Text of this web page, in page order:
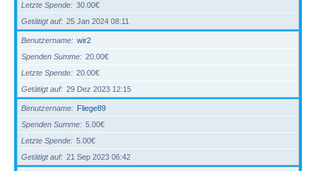
Letzte Spende
30.00€
Getätigt auf
25 Jan 2024 08:11
Benutzername
wir2
Spenden Summe
20.00€
Letzte Spende
20.00€
Getätigt auf
29 Dez 2023 12:15
Benutzername
Fliege89
Spenden Summe
5.00€
Letzte Spende
5.00€
Getätigt auf
21 Sep 2023 06:42